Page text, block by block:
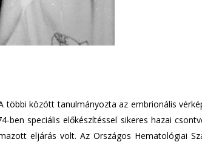
többi között tanulmányozta az embrionális
ben speciális előkészítéssel sikeres hazai
eljárás volt. Az Országos Hematológiai